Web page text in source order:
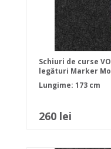
Schiuri de curse
legături Marker
Lungime: 173 cm
260 lei